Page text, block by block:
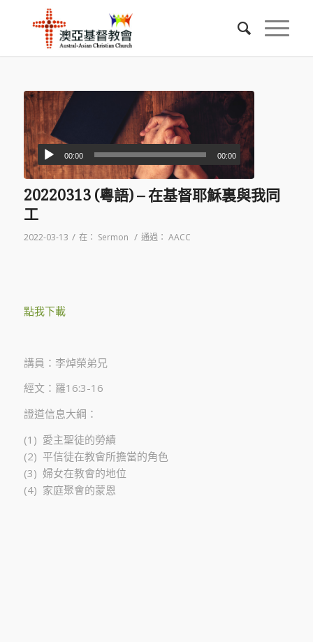
00:00 00:00
20220313 (粵語) – 在基督耶穌裏與我同
工
2022-03-13 / 在： Sermon / 通過： AACC
點我下載
講員：李焯榮弟兄
經文：羅16:3-16
證道信息大綱：
(1) 愛主聖徒的勞績
(2) 平信徒在教會所擔當的角色
(3) 婦女在教會的地位
(4) 家庭聚會的蒙恩